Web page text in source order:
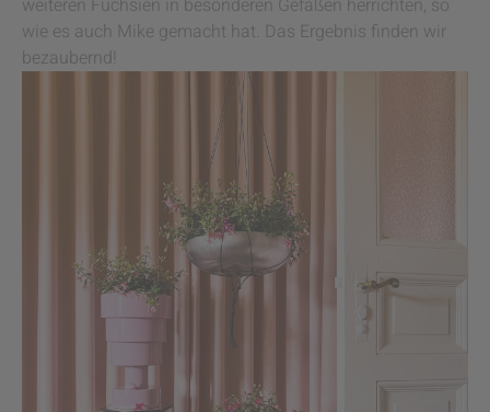
weiteren Fuchsien in besonderen Gefäßen herrichten, so
wie es auch Mike gemacht hat. Das Ergebnis finden wir
bezaubernd!